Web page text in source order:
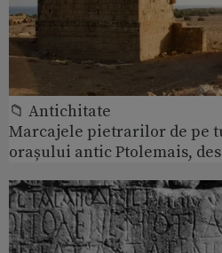
📁 Antichitate
Marcajele pietrarilor de pe
orașului antic Ptolemais,